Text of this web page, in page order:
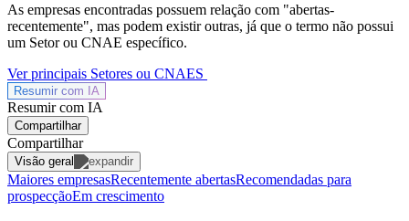
As empresas encontradas possuem relação com "abertas-
recentemente", mas podem existir outras, já que o termo não possui
um Setor ou CNAE específico.
Ver principais Setores ou CNAES
Resumir com IA
Resumir com IA
Compartilhar
Compartilhar
Visão geral
Maiores empresasRecentemente abertasRecomendadas para
prospecçãoEm crescimento